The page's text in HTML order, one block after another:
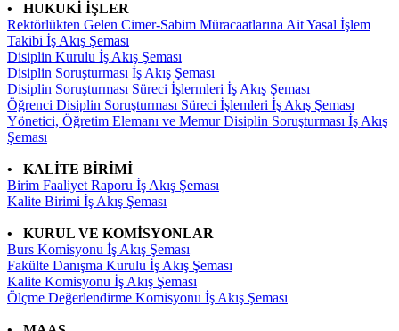
• HUKUKİ İŞLER
Rektörlükten Gelen Cimer-Sabim Müracaatlarına Ait Yasal İşlem
Takibi İş Akış Şeması
Disiplin Kurulu İş Akış Şeması
Disiplin Soruşturması İş Akış Şeması
Disiplin Soruşturması Süreci İşlermleri İş Akış Şeması
Öğrenci Disiplin Soruşturması Süreci İşlemleri İş Akış Şeması
Yönetici, Öğretim Elemanı ve Memur Disiplin Soruşturması İş Akış
Şeması
• KALİTE BİRİMİ
Birim Faaliyet Raporu İş Akış Şeması
Kalite Birimi İş Akış Şeması
• KURUL VE KOMİSYONLAR
Burs Komisyonu İş Akış Şeması
Fakülte Danışma Kurulu İş Akış Şeması
Kalite Komisyonu İş Akış Şeması
Ölçme Değerlendirme Komisyonu İş Akış Şeması